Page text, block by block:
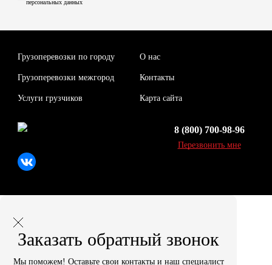
персональных данных
Грузоперевозки по городу О нас
Грузоперевозки межгород Контакты
Услуги грузчиков Карта сайта
8 (800) 700-98-96
Перезвонить мне
Заказать обратный звонок
Мы поможем! Оставьте свои контакты и наш специалист